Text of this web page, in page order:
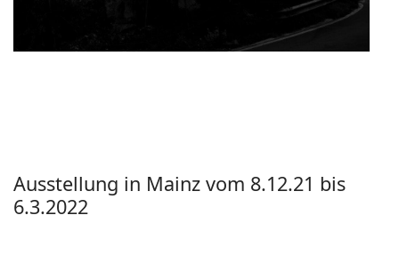
Ausstellung in Mainz vom 8.12.21 bis
6.3.2022